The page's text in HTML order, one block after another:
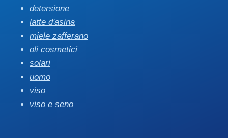
detersione
latte d'asina
miele zafferano
oli cosmetici
solari
uomo
viso
viso e seno